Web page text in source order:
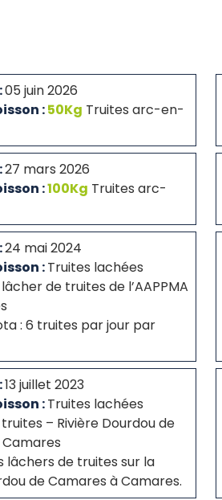
05 juin 2026
:50Kg Truites arc-en-
27 mars 2026
:100Kg Truites arc-
24 mai 2024
:Truites lachées
de truites de l’AAPPMA
: 6 truites par jour par
13 juillet 2023
:Truites lachées
– Rivière Dourdou de
lâchers de truites sur la
de Camares à Camares.